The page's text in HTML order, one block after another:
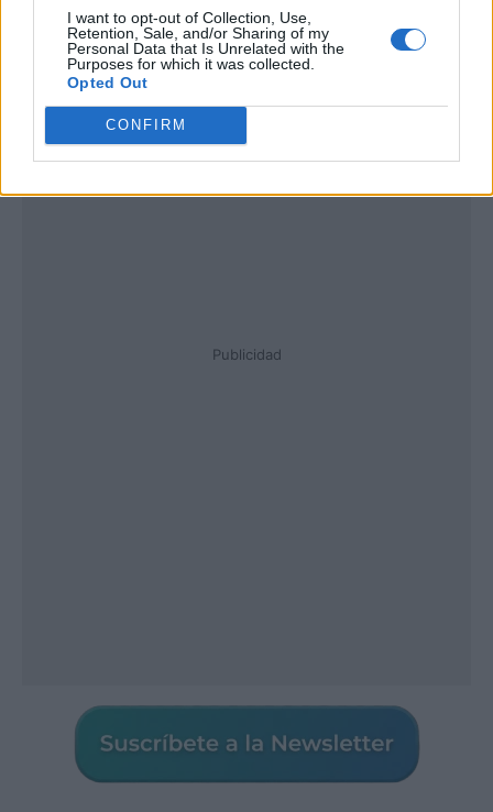
I want to opt-out of Collection, Use,
Retention, Sale, and/or Sharing of my
Personal Data that Is Unrelated with the
Purposes for which it was collected.
Opted Out
CONFIRM
Publicidad